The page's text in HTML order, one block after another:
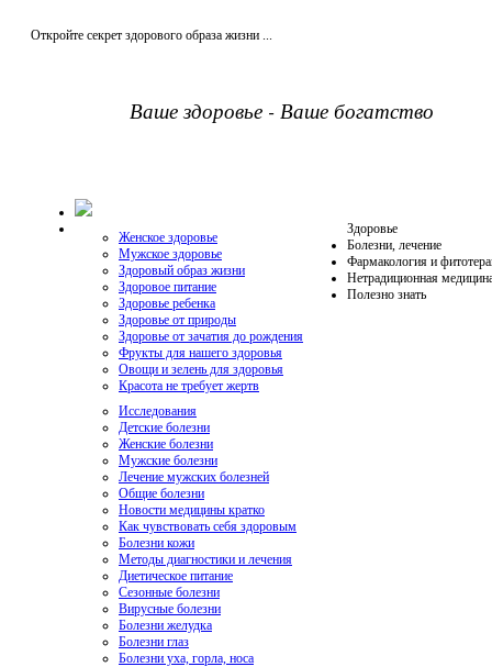
Откройте секрет здорового образа жизни ...
Ваше здоровье - Ваше богатство
Здоровье
Женское здоровье
Мужское здоровье
Здоровый образ жизни
Здоровое питание
Здоровье ребенка
Здоровье от природы
Здоровье от зачатия до рождения
Фрукты для нашего здоровья
Овощи и зелень для здоровья
Красота не требует жертв
Болезни, лечение
Исследования
Детские болезни
Женские болезни
Мужские болезни
Лечение мужских болезней
Общие болезни
Новости медицины кратко
Как чувствовать себя здоровым
Болезни кожи
Методы диагностики и лечения
Диетическое питание
Сезонные болезни
Вирусные болезни
Болезни желудка
Болезни глаз
Болезни уха, горла, носа
Фармакология и
Нетрадиционная
Полезно знать